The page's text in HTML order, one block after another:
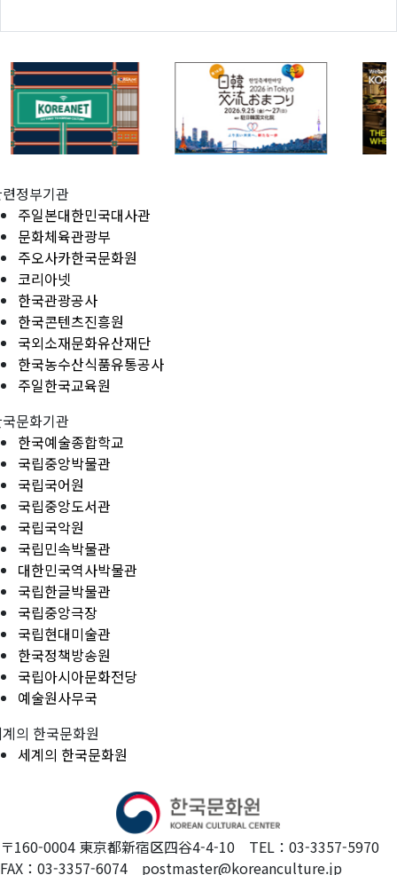
정부기관
주일본대한민국대사관
문화체육관광부
주오사카한국문화원
코리아넷
한국관광공사
한국콘텐츠진흥원
국외소재문화유산재단
한국농수산식품유통공사
주일한국교육원
문화기관
한국예술종합학교
국립중앙박물관
국립국어원
국립중앙도서관
국립국악원
국립민속박물관
대한민국역사박물관
국립한글박물관
국립중앙극장
국립현대미술관
한국정책방송원
국립아시아문화전당
예술원사무국
의 한국문화원
세계의 한국문화원
〒160-0004 東京都新宿区四谷4-4-10 TEL：03-3357-5970
FAX：03-3357-6074 postmaster@koreanculture.jp